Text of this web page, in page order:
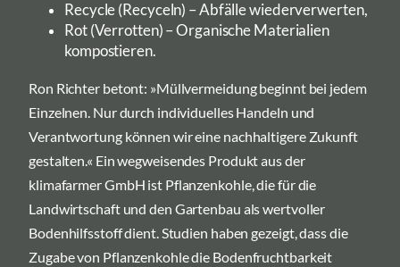
Recycle (Recyceln) – Abfälle wiederverwerten,
Rot (Verrotten) – Organische Materialien
kompostieren.
Ron Richter betont: »Müllvermeidung beginnt bei jedem
Einzelnen. Nur durch individuelles Handeln und
Verantwortung können wir eine nachhaltigere Zukunft
gestalten.« Ein wegweisendes Produkt aus der
klimafarmer GmbH ist Pflanzenkohle, die für die
Landwirtschaft und den Gartenbau als wertvoller
Bodenhilfsstoff dient. Studien haben gezeigt, dass die
Zugabe von Pflanzenkohle die Bodenfruchtbarkeit